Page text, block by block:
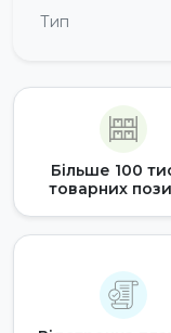
Тип
Більше 100
товарних